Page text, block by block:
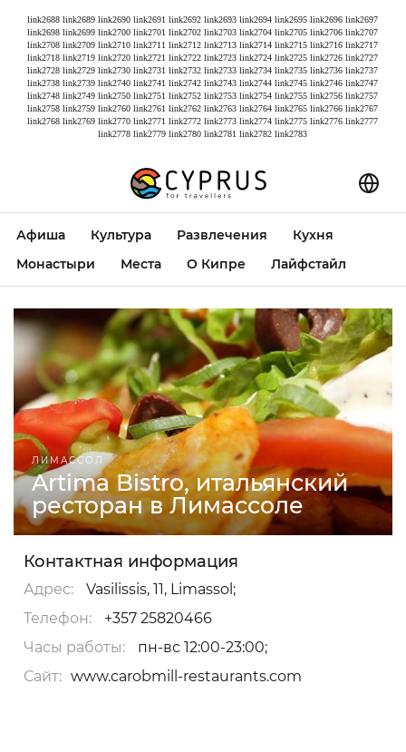
link2688 link2689 link2690 link2691 link2692 link2693 link2694 link2695 link2696 link2697
link2698 link2699 link2700 link2701 link2702 link2703 link2704 link2705 link2706 link2707
link2708 link2709 link2710 link2711 link2712 link2713 link2714 link2715 link2716 link2717
link2718 link2719 link2720 link2721 link2722 link2723 link2724 link2725 link2726 link2727
link2728 link2729 link2730 link2731 link2732 link2733 link2734 link2735 link2736 link2737
link2738 link2739 link2740 link2741 link2742 link2743 link2744 link2745 link2746 link2747
link2748 link2749 link2750 link2751 link2752 link2753 link2754 link2755 link2756 link2757
link2758 link2759 link2760 link2761 link2762 link2763 link2764 link2765 link2766 link2767
link2768 link2769 link2770 link2771 link2772 link2773 link2774 link2775 link2776 link2777
link2778 link2779 link2780 link2781 link2782 link2783
Афиша Культура Развлечения
Кухня
Монастыри
Места О Кипре Лайфстайл
ЛИМАССОЛ
Artima Bistro, итальянский
ресторан в Лимассоле
Контактная информация
Адрес:
Vasilissis, 11, Limassol;
Телефон:
+357 25820466
Часы работы:
пн-вс 12:00-23:00;
Сайт: www.carobmill-restaurants.com